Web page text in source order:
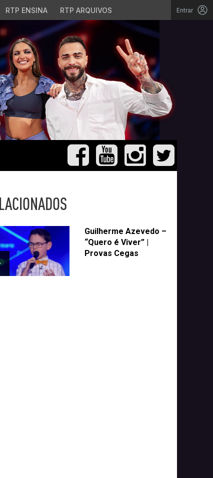
RTP ENSINA RTP ARQUIVOS Entrar
Guilherme Azevedo –
“Quero é Viver” |
Provas Cegas